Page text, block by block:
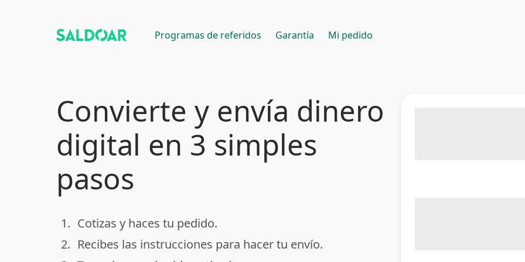
Programas de referidos Garantía Mi pedido
Convierte y envía dinero
digital en 3 simples
pasos
done
1. Cotizas y haces tu pedido.
done
2. Recibes las instrucciones para hacer tu envío.